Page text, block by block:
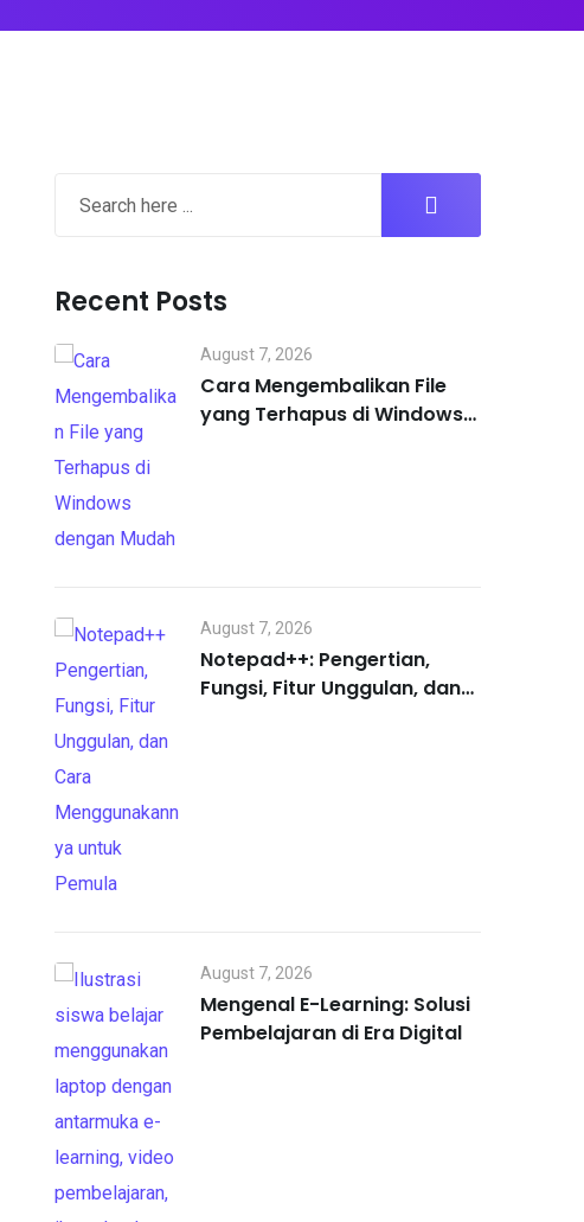
Recent Posts
August 7, 2026
Cara Mengembalikan File
yang Terhapus di Windows
August 7, 2026
Notepad++: Pengertian,
Fungsi, Fitur Unggulan, dan
August 7, 2026
Mengenal E-Learning: Solusi
Pembelajaran di Era Digital